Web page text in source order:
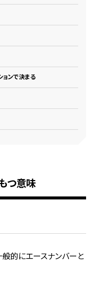
ンで決まる
つ意味
的にエースナンバーと